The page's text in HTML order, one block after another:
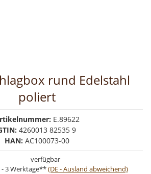
rund Edelstahl
poliert
E.89622
4260013 82535 9
HAN: AC100073-00
verfügbar
- 3 Werktage**(DE - Ausland abweichend)